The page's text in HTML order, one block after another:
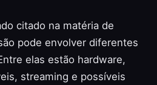
citado na matéria de
pode envolver diferentes
elas estão hardware,
streaming e possíveis